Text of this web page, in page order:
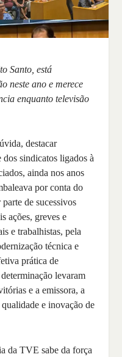
Santo, está
neste ano e merece
enquanto televisão
destacar
dos sindicatos ligados à
ainda nos anos
por conta do
de sucessivos
ações, greves e
e trabalhistas, pela
técnica e
prática de
levaram
e a emissora, a
e inovação de
da TVE sabe da força